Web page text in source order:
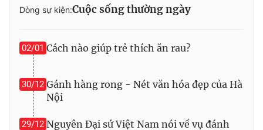
Emagazine Podcast
Photo
Video
VTV Money
Dòng sự kiện:Cuộc sống thường ngày
02/01 Cách nào giúp trẻ thích ăn rau?
30/12 Gánh hàng rong - Nét văn hóa đẹp của Hà
Nội
29/12 Nguyên Đại sứ Việt Nam nói về vụ đánh